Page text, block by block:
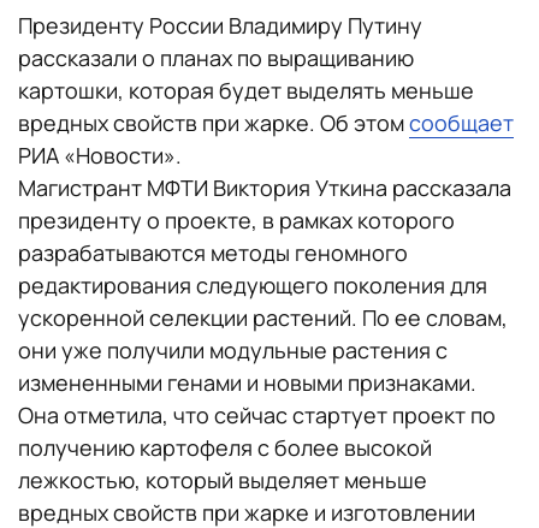
Президенту России Владимиру Путину
рассказали о планах по выращиванию
картошки, которая будет выделять меньше
вредных свойств при жарке. Об этомсообщает
РИА «Новости».
Магистрант МФТИ Виктория Уткина рассказала
президенту о проекте, в рамках которого
разрабатываются методы геномного
редактирования следующего поколения для
ускоренной селекции растений. По ее словам,
они уже получили модульные растения с
измененными генами и новыми признаками.
Она отметила, что сейчас стартует проект по
получению картофеля с более высокой
лежкостью, который выделяет меньше
вредных свойств при жарке и изготовлении